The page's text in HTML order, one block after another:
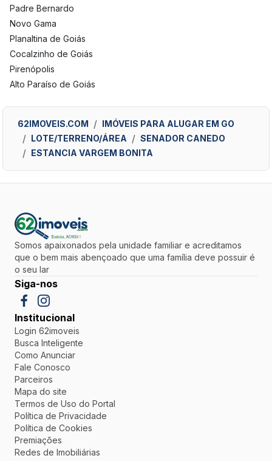
Padre Bernardo
Novo Gama
Planaltina de Goiás
Cocalzinho de Goiás
Pirenópolis
Alto Paraíso de Goiás
62IMOVEIS.COM
IMÓVEIS PARA ALUGAR EM GO
LOTE/TERRENO/ÁREA
SENADOR CANEDO
ESTANCIA VARGEM BONITA
Somos apaixonados pela unidade familiar e acreditamos
que o bem mais abençoado que uma família deve possuir é
o seu lar
Siga-nos
Institucional
Login 62imoveis
Busca Inteligente
Como Anunciar
Fale Conosco
Parceiros
Mapa do site
Termos de Uso do Portal
Política de Privacidade
Política de Cookies
Premiações
Redes de Imobiliárias